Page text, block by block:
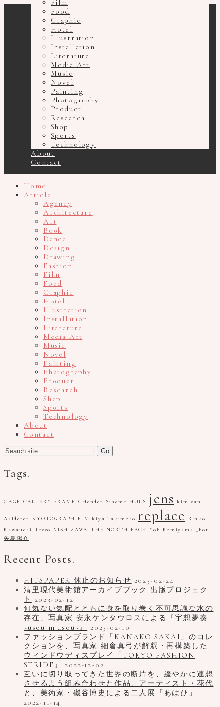
Home
Article
Film
Food
Graphic
Hotel
Illustration
Installation
Literature
Media Art
Music
Novel
Painting
Photography
Product
Research
Shop
Sports
Technology
About
Contact
Home
Article
Agency
Architecture
Art
Book
Dance
Design
Drawing
Fashion
Film
Food
Graphic
Hotel
Illustration
Installation
Literature
Media Art
Music
Novel
Painting
Photography
Product
Research
Shop
Sports
Technology
About
Contact
Search
Tags.
CAGE GALLERY FRAMED Hender Scheme HULS jens kim van
Aalderen KYOTOGRAPHIE Mikiya Takimoto replace
Rinko
Kawauchi
Tezzo NISHIZAWA THE NORTH FACE Yoh Komiyama
_Fot
矢島陽介
Recent Posts.
HITSPAPER 休止のお知らせ 2023-02-24
清里現代美術館アーカイブブック 出版プロジェク
ト
2023-02-12
何気ない気配とともに身を取り巻く不可思議な水の
存在、写真家 安永ケンタウロスによる『宇想夢奏
~usou m usou~』
2023-02-10
ファッションブランド「KANAKO SAKAI」のコレ
クションを、写真家 細倉真弓が解釈・再構築した
ウィンドウディスプレイ「TOKYO FASHION
STRIDE」
2022-12-02
互いに切り取ってきた世界の断片を、緩やかに連想
させるよう組み合わせた作品、アーティスト・花代
と、美術家・磯谷博史による二人展「あはひ」
2022-11-14